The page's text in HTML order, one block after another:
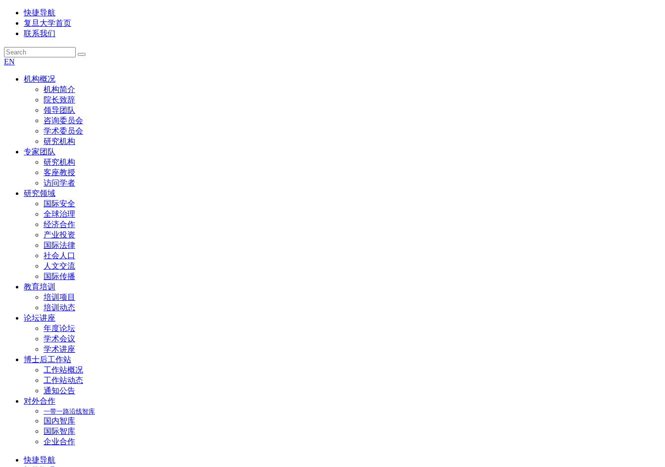
快捷导航
复旦大学首页
联系我们
EN
机构概况
机构简介
院长致辞
领导团队
咨询委员会
学术委员会
研究机构
专家团队
研究机构
客座教授
访问学者
研究领域
国际安全
全球治理
经济合作
产业投资
国际法律
社会人口
人文交流
国际传播
教育培训
培训项目
培训动态
论坛讲座
年度论坛
学术会议
学术讲座
博士后工作站
工作站概况
工作站动态
通知公告
对外合作
一带一路沿线智库
国内智库
国际智库
企业合作
快捷导航